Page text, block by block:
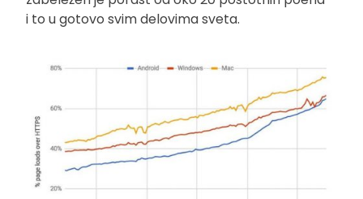
i to u gotovo svim delovima sveta.